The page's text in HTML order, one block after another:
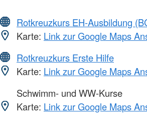
Rotkreuzkurs EH-Ausbildung
Karte: Link zur Google Maps
Rotkreuzkurs Erste Hilfe
Karte: Link zur Google Maps
Schwimm- und WW-Kurse
Karte: Link zur Google Maps